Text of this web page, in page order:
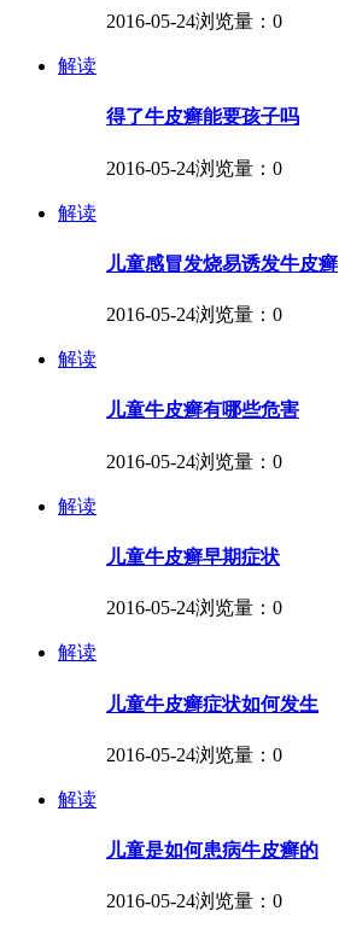
2016-05-24浏览量：0
解读
得了牛皮癣能要孩子吗
2016-05-24浏览量：0
解读
儿童感冒发烧易诱发牛皮癣
2016-05-24浏览量：0
解读
儿童牛皮癣有哪些危害
2016-05-24浏览量：0
解读
儿童牛皮癣早期症状
2016-05-24浏览量：0
解读
儿童牛皮癣症状如何发生
2016-05-24浏览量：0
解读
儿童是如何患病牛皮癣的
2016-05-24浏览量：0